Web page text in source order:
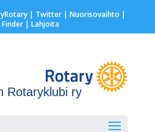
| Twitter| Nuorisovaihto |
| Lahjoita
Rotaryklubi ry